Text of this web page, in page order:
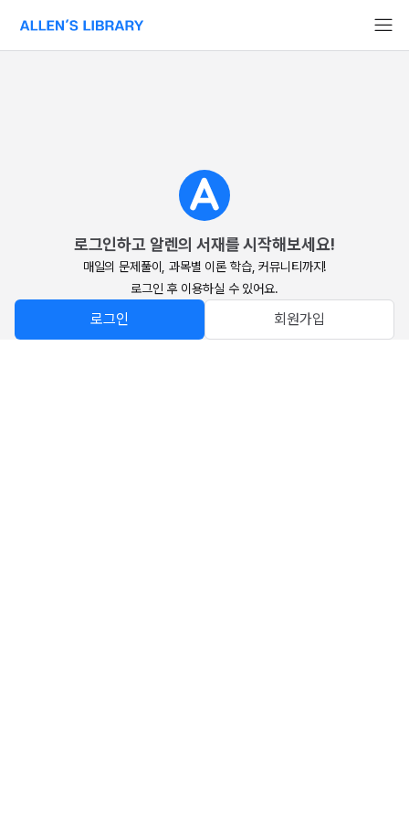
알렌의 서재 홈페이지로 이동
로그인하고 알렌의 서재를 시작해보세요!
매일의 문제풀이, 과목별 이론 학습, 커뮤니티까지!
로그인 후 이용하실 수 있어요.
로그인 회원가입